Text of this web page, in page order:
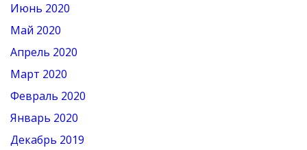
Июнь 2020
Май 2020
Апрель 2020
Март 2020
Февраль 2020
Январь 2020
Декабрь 2019